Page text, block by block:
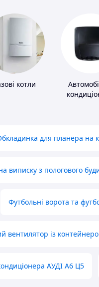
котли
для планера на
виписку з пологового
Футбольні ворота та
вентилятор із
АУДІ А6 Ц5